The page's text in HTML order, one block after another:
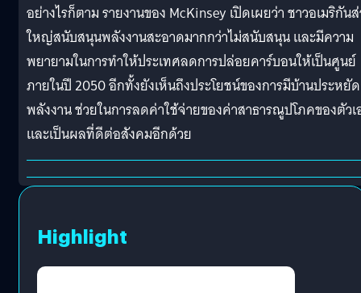
อย่างไรก็ตาม รายงานของ McKinsey เปิดเผยว่า ชาวอเมริกัน
ใหญ่สนับสนุนพลังงานสะอาดมากกว่าไม่สนับสนุน และมีความ
พยายามในการทำให้ประเทศลดการปล่อยคาร์บอนให้เป็นศูนย์
ภายในปี 2050 อีกทั้งยังเห็นถึงประโยชน์ของการมีบ้านประหยัด
พลังงาน ช่วยในการลดค่าใช้จ่ายของค่าสาธารณูปโภคของตัวเ
และเป็นผลที่ดีต่อสังคมอีกด้วย
Highlight